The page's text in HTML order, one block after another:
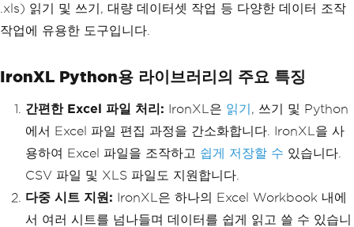
.xls) 읽기 및 쓰기, 대량 데이터셋 작업 등 다양한 데이터 조작
작업에 유용한 도구입니다.
IronXL Python용 라이브러리의 주요 특징
간편한 Excel 파일 처리: IronXL은 읽기 , 쓰기 및 Python
에서 Excel 파일 편집 과정을 간소화합니다. IronXL을 사
용하여 Excel 파일을 조작하고 쉽게 저장할 수 있습니다.
CSV 파일 및 XLS 파일도 지원합니다.
다중 시트 지원: IronXL은 하나의 Excel Workbook 내에
서 여러 시트를 넘나들며 데이터를 쉽게 읽고 쓸 수 있습니